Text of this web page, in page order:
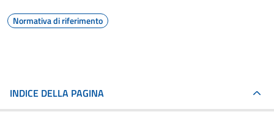
Normativa di riferimento
INDICE DELLA PAGINA